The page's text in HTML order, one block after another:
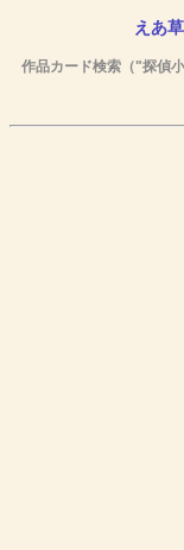
えあ
作品カード検索（"探偵